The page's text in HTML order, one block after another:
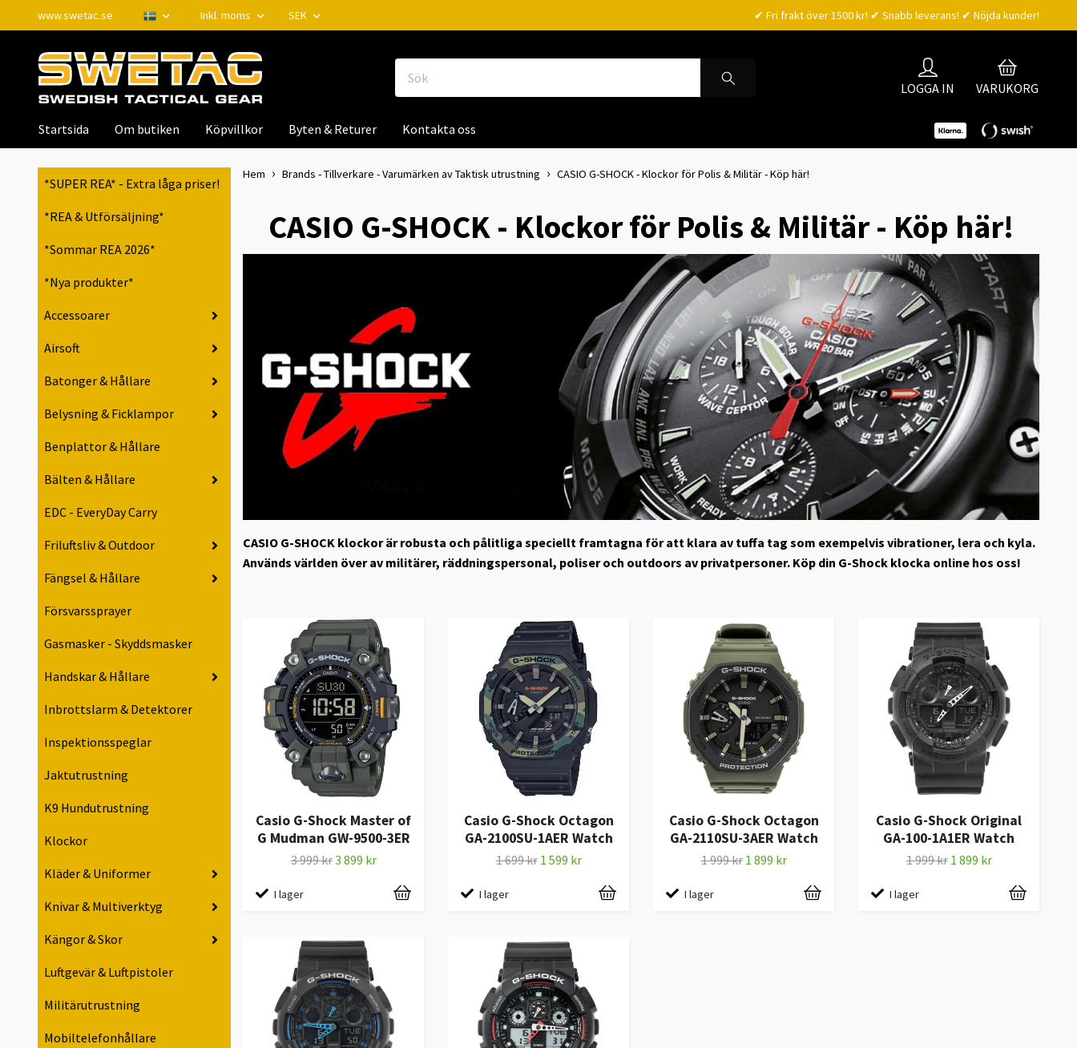
www.swetac.se Inkl. moms SEK ✔ Fri frakt över 1500 kr! ✔ Snabb leverans! ✔ Nöjda kunder!
LOGGA IN VARUKORG
Startsida Om butiken Köpvillkor Byten & Returer Kontakta oss
*SUPER REA* - Extra låga priser!
*REA & Utförsäljning*
*Sommar REA 2026*
*Nya produkter*
Accessoarer
Airsoft
Batonger & Hållare
Belysning & Ficklampor
Benplattor & Hållare
Bälten & Hållare
EDC - EveryDay Carry
Friluftsliv & Outdoor
Fängsel & Hållare
Försvarssprayer
Gasmasker - Skyddsmasker
Handskar & Hållare
Inbrottslarm & Detektorer
Inspektionsspeglar
Jaktutrustning
K9 Hundutrustning
Klockor
Kläder & Uniformer
Knivar & Multiverktyg
Kängor & Skor
Luftgevär & Luftpistoler
Militärutrustning
Mobiltelefonhållare
Hem Brands - Tillverkare - Varumärken av Taktisk utrustning CASIO G-SHOCK - Klockor för Polis & Militär - Köp här!
CASIO G-SHOCK - Klockor för Polis & Militär - Köp här!
CASIO G-SHOCK klockor är robusta och pålitliga speciellt framtagna för att klara av tuffa tag som exempelvis vibrationer, lera och kyla.
Används världen över av militärer, räddningspersonal, poliser och outdoors av privatpersoner. Köp din G-Shock klocka online hos oss!
Casio G-Shock Master of
G Mudman GW-9500-3ER
3 999 kr3 899 kr
I lager
Casio G-Shock Octagon
GA-2100SU-1AER Watch
1 699 kr 1 599 kr
I lager
Casio G-Shock Octagon
GA-2110SU-3AER Watch
1 999 kr 1 899 kr
I lager
Casio G-Shock Original
GA-100-1A1ER Watch
1 999 kr 1 899 kr
I lager